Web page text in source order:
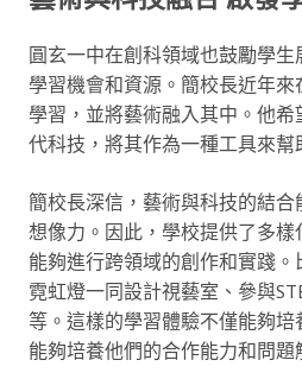
圓玄一中在創科領域也鼓勵學
學習機會和資源。簡校長近年來
學習，並將藝術融入其中。他
代科技，將其作為一種工具來幫
簡校長深信，藝術與科技的結
想像力。因此，學校提供了多
能夠進行跨領域的創作和實踐
霓虹燈一同設計視藝室、參與
等。這樣的學習體驗不僅能夠
能夠培養他們的合作能力和問題